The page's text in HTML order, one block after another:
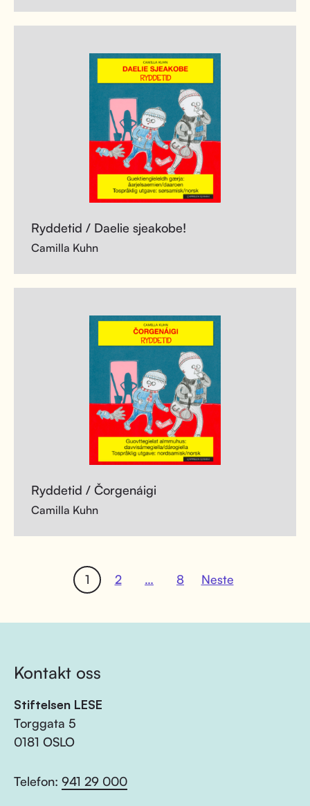
Ryddetid / Daelie sjeakobe!
Camilla Kuhn
Ryddetid / Čorgenáigi
Camilla Kuhn
1 2 … 8 Neste
Kontakt oss
Stiftelsen LESE
Torggata 5
0181 OSLO
Telefon: 941 29 000